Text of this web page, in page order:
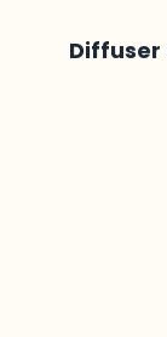
Diffuser